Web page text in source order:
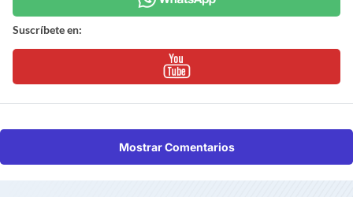
Suscríbete en:
Mostrar Comentarios